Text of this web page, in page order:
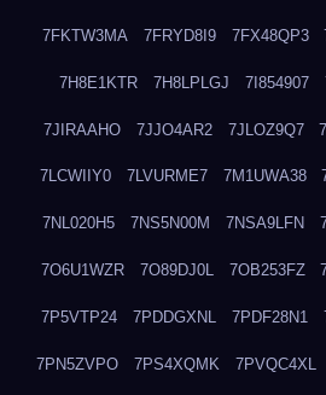
7FKTW3MA 7FRYD8I9 7FX48QP3
7H8E1KTR 7H8LPLGJ 7I854907
7JIRAAHO 7JJO4AR2 7JLOZ9Q7
7LCWIIY0 7LVURME7 7M1UWA38
7NL020H5 7NS5N00M 7NSA9LFN
7O6U1WZR 7O89DJ0L 7OB253FZ
7P5VTP24 7PDDGXNL 7PDF28N1
7PN5ZVPO 7PS4XQMK 7PVQC4XL